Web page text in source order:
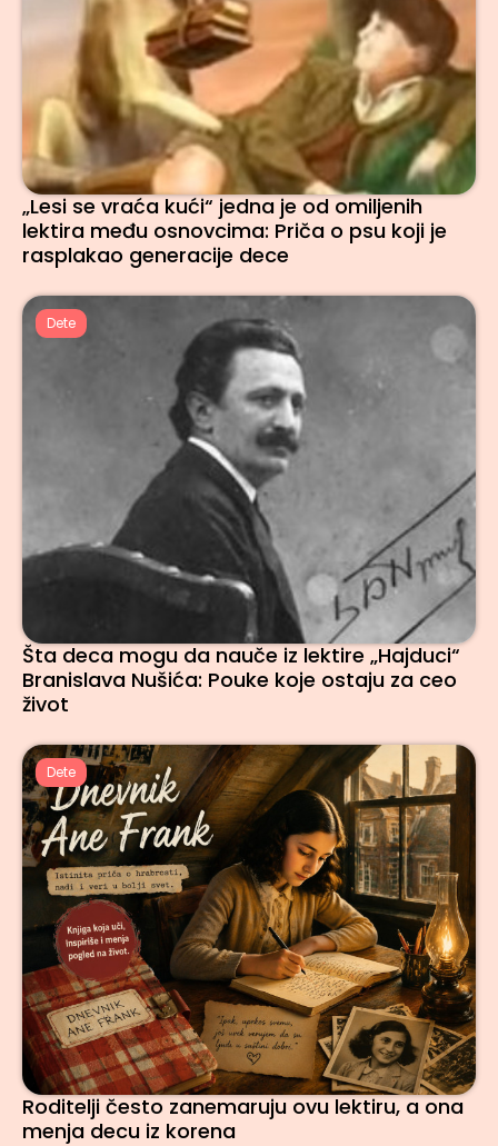
„Lesi se vraća kući“ jedna je od omiljenih
lektira među osnovcima: Priča o psu koji je
rasplakao generacije dece
Dete
Šta deca mogu da nauče iz lektire „Hajduci“
Branislava Nušića: Pouke koje ostaju za ceo
život
Dete
Roditelji često zanemaruju ovu lektiru, a ona
menja decu iz korena